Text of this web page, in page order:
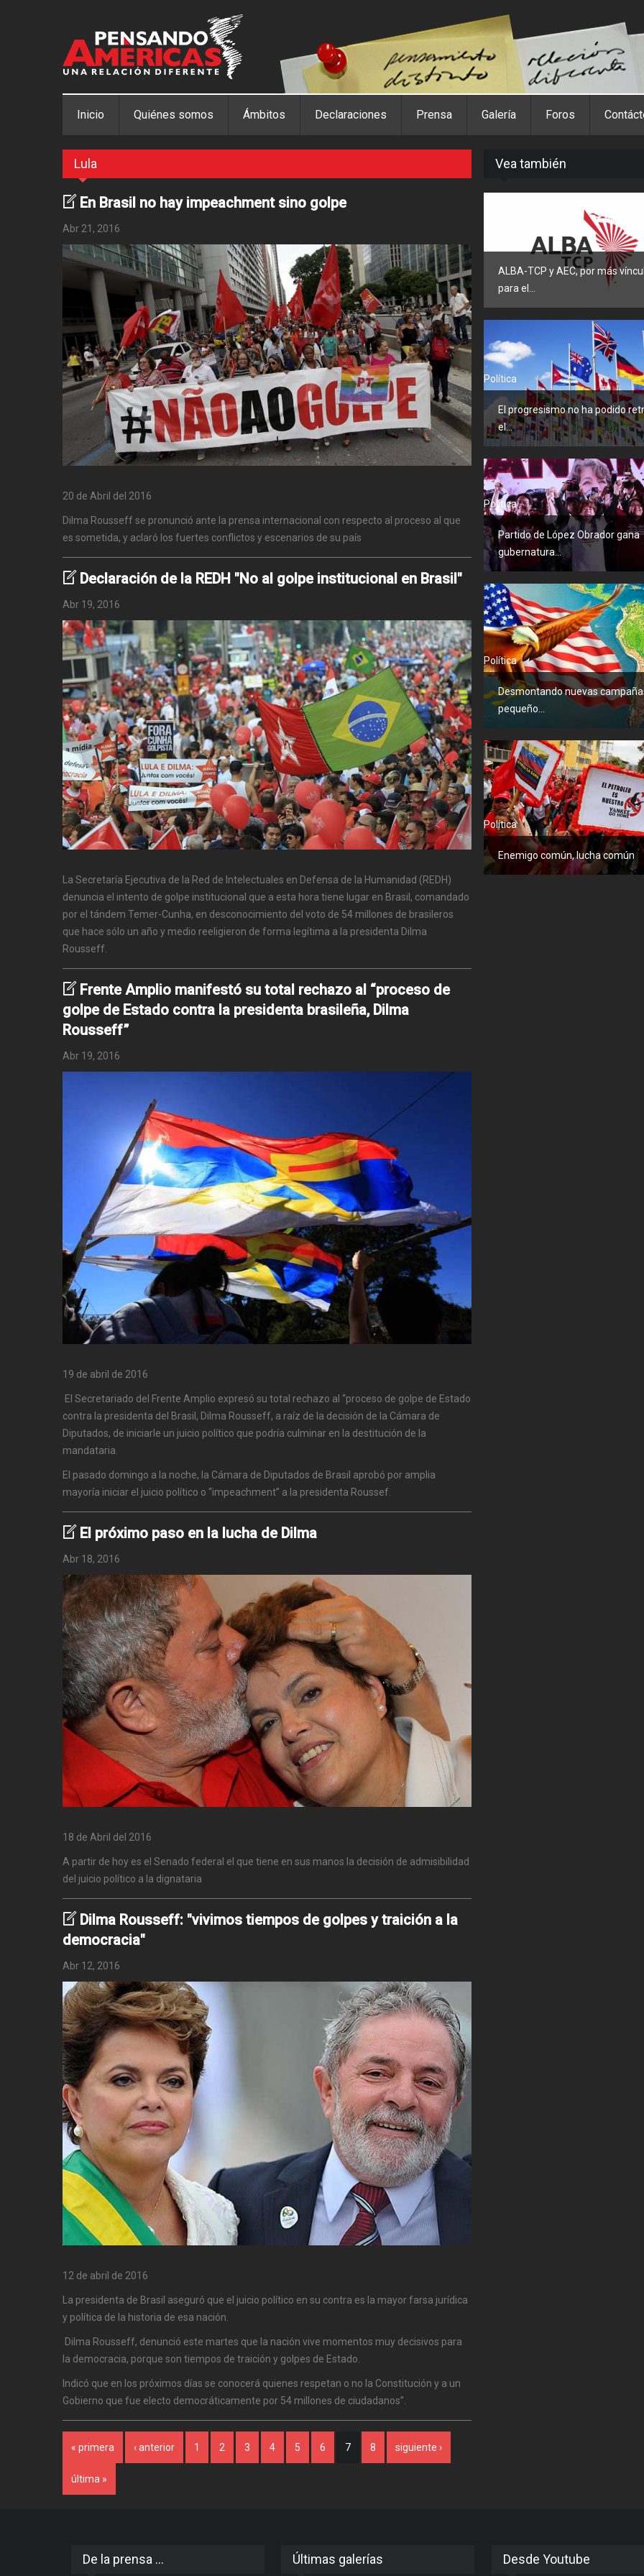
Inicio Quiénes somos Ámbitos Declaraciones Prensa Galería Foros
Lula
En Brasil no hay impeachment sino golpe
Abr 21, 2016
20 de Abril del 2016
Dilma Rousseff se pronunció ante la prensa internacional con respecto al proceso al que
es sometida, y aclaró los fuertes conflictos y escenarios de su país
Declaración de la REDH "No al golpe institucional en Brasil"
Abr 19, 2016
La Secretaría Ejecutiva de la Red de Intelectuales en Defensa de la Humanidad (REDH)
denuncia el intento de golpe institucional que a esta hora tiene lugar en Brasil, comandado
por el tándem Temer-Cunha, en desconocimiento del voto de 54 millones de brasileros
que hace sólo un año y medio reeligieron de forma legítima a la presidenta Dilma
Rousseff.
Frente Amplio manifestó su total rechazo al “proceso de
golpe de Estado contra la presidenta brasileña, Dilma
Rousseff”
Abr 19, 2016
19 de abril de 2016
El Secretariado del Frente Amplio expresó su total rechazo al “proceso de golpe de Estado
contra la presidenta del Brasil, Dilma Rousseff, a raíz de la decisión de la Cámara de
Diputados, de iniciarle un juicio político que podría culminar en la destitución de la
mandataria.
El pasado domingo a la noche, la Cámara de Diputados de Brasil aprobó por amplia
mayoría iniciar el juicio político o “impeachment” a la presidenta Roussef.
El próximo paso en la lucha de Dilma
Abr 18, 2016
18 de Abril del 2016
A partir de hoy es el Senado federal el que tiene en sus manos la decisión de admisibilidad
del juicio político a la dignataria
Dilma Rousseff: "vivimos tiempos de golpes y traición a la
democracia"
Abr 12, 2016
12 de abril de 2016
La presidenta de Brasil aseguró que el juicio político en su contra es la mayor farsa jurídica
y política de la historia de esa nación.
Dilma Rousseff, denunció este martes que la nación vive momentos muy decisivos para
la democracia, porque son tiempos de traición y golpes de Estado.
Indicó que en los próximos días se conocerá quienes respetan o no la Constitución y a un
Gobierno que fue electo democráticamente por 54 millones de ciudadanos”.
Páginas
« primera ‹ anterior 1 2 3 4 5 6 7 8 siguiente ›
última »
Vea también
ALBA-TCP y AEC, por más
para el...
Política
El progresismo no ha podido
el...
Política
Partido de López Obrador gana
gubernatura...
Política
Desmontando nuevas
pequeño...
Política
Enemigo común, lucha común
De la prensa ... Últimas galerías Desde Youtube